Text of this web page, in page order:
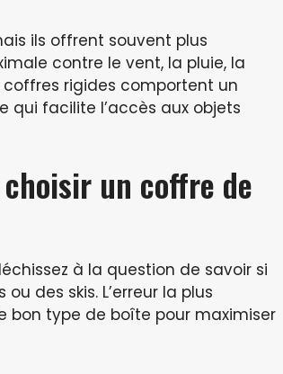
ils offrent souvent plus
contre le vent, la pluie, la
coffres rigides comportent un
qui facilite l’accès aux objets
un coffre de
à la question de savoir si
des skis. L’erreur la plus
bon type de boîte pour maximiser